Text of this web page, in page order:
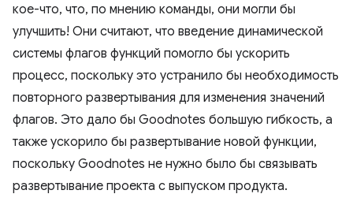
кое-что, что, по мнению команды, они могли бы
улучшить! Они считают, что введение динамической
системы флагов функций помогло бы ускорить
процесс, поскольку это устранило бы необходимость
повторного развертывания для изменения значений
флагов. Это дало бы Goodnotes большую гибкость, а
также ускорило бы развертывание новой функции,
поскольку Goodnotes не нужно было бы связывать
развертывание проекта с выпуском продукта.